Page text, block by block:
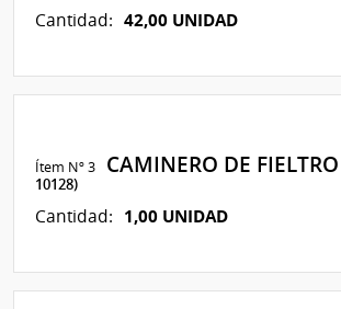
Cantidad: 42,00 UNIDAD
Ítem Nº 3 CAMINERO DE
10128)
Cantidad: 1,00 UNIDAD